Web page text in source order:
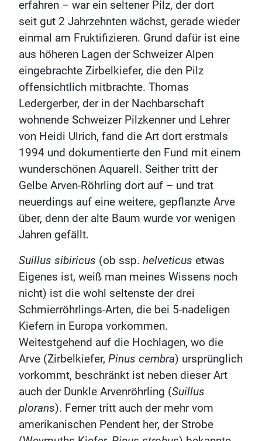
erfahren – war ein seltener Pilz, der dort
seit gut 2 Jahrzehnten wächst, gerade wieder
einmal am Fruktifizieren. Grund dafür ist eine
aus höheren Lagen der Schweizer Alpen
eingebrachte Zirbelkiefer, die den Pilz
offensichtlich mitbrachte. Thomas
Ledergerber, der in der Nachbarschaft
wohnende Schweizer Pilzkenner und Lehrer
von Heidi Ulrich, fand die Art dort erstmals
1994 und dokumentierte den Fund mit einem
wunderschönen Aquarell. Seither tritt der
Gelbe Arven-Röhrling dort auf – und trat
neuerdings auf eine weitere, gepflanzte Arve
über, denn der alte Baum wurde vor wenigen
Jahren gefällt.
Suillus sibiricus (ob ssp. helveticus etwas
Eigenes ist, weiß man meines Wissens noch
nicht) ist die wohl seltenste der drei
Schmierröhrlings-Arten, die bei 5-nadeligen
Kiefern in Europa vorkommen.
Weitestgehend auf die Hochlagen, wo die
Arve (Zirbelkiefer, Pinus cembra) ursprünglich
vorkommt, beschränkt ist neben dieser Art
auch der Dunkle Arvenröhrling (Suillus
plorans). Ferner tritt auch der mehr vom
amerikanischen Pendent her, der Strobe